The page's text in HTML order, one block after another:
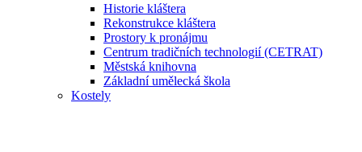
Historie kláštera
Rekonstrukce kláštera
Prostory k pronájmu
Centrum tradičních technologií (CETRAT)
Městská knihovna
Základní umělecká škola
Kostely